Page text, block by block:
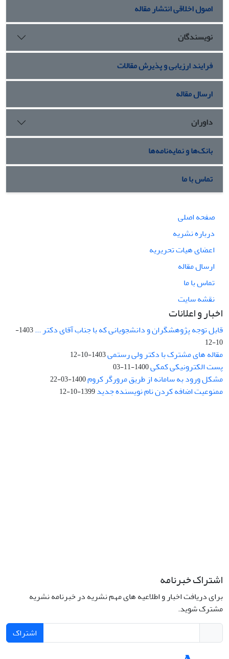
اصول اخلاقی انتشار مقاله
نویسندگان
فرایند ارزیابی و پذیرش مقالات
ارسال مقاله
داوران
بانک‌ها و نمایه‌نامه‌ها
تماس با ما
صفحه اصلی
درباره نشریه
اعضای هیات تحریریه
ارسال مقاله
تماس با ما
نقشه سایت
اخبار و اعلانات
قابل توجه پژوهشگران و دانشجویانی که با جناب آقای دکتر ...
1403-
10-12
مقاله های مشترک با دکتر ولی رستمی1403-10-12
پست الکترونیکی کمکی1400-11-03
مشکل ورود به سامانه از طریق مرورگر کروم1400-03-22
ممنوعیت اضافه کردن نام نویسنده جدید1399-10-12
اشتراک خبرنامه
برای دریافت اخبار و اطلاعیه های مهم نشریه در خبرنامه نشریه
مشترک شوید.
اشتراک